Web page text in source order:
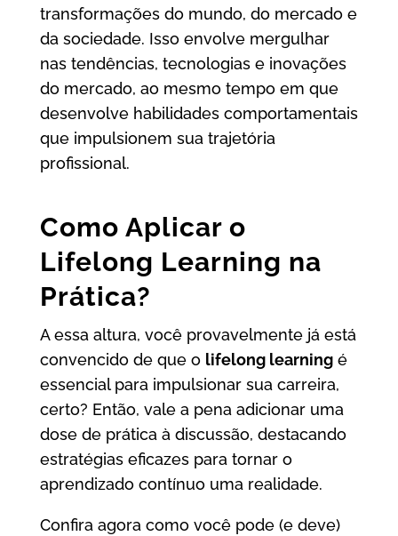
transformações do mundo, do mercado e
da sociedade. Isso envolve mergulhar
nas tendências, tecnologias e inovações
do mercado, ao mesmo tempo em que
desenvolve habilidades comportamentais
que impulsionem sua trajetória
profissional.
Como Aplicar o
Lifelong Learning na
Prática?
A essa altura, você provavelmente já está
convencido de que o lifelong learningé
essencial para impulsionar sua carreira,
certo? Então, vale a pena adicionar uma
dose de prática à discussão, destacando
estratégias eficazes para tornar o
aprendizado contínuo uma realidade.
Confira agora como você pode (e deve)